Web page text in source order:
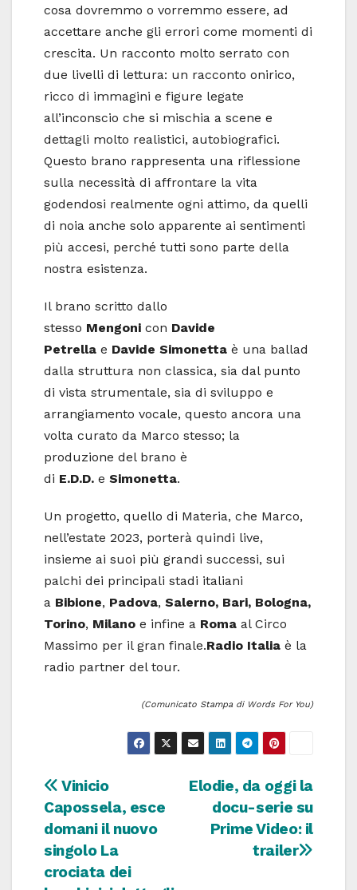
cosa dovremmo o vorremmo essere, ad
accettare anche gli errori come momenti di
crescita. Un racconto molto serrato con
due livelli di lettura: un racconto onirico,
ricco di immagini e figure legate
all’inconscio che si mischia a scene e
dettagli molto realistici, autobiografici.
Questo brano rappresenta una riflessione
sulla necessità di affrontare la vita
godendosi realmente ogni attimo, da quelli
di noia anche solo apparente ai sentimenti
più accesi, perché tutti sono parte della
nostra esistenza.
Il brano scritto dallo
stesso Mengoni con Davide
Petrella e Davide Simonetta è una ballad
dalla struttura non classica, sia dal punto
di vista strumentale, sia di sviluppo e
arrangiamento vocale, questo ancora una
volta curato da Marco stesso; la
produzione del brano è
di E.D.D. e Simonetta.
Un progetto, quello di Materia, che Marco,
nell’estate 2023, porterà quindi live,
insieme ai suoi più grandi successi, sui
palchi dei principali stadi italiani
a Bibione, Padova, Salerno, Bari, Bologna,
Torino, Milano e infine a Roma al Circo
Massimo per il gran finale.Radio Italia è la
radio partner del tour.
(Comunicato Stampa di Words For You)
Navigazione
articoli
Elodie, da oggi la
docu-serie su
Prime Video: il
trailer
Vinicio
Capossela, esce
domani il nuovo
singolo La
crociata dei